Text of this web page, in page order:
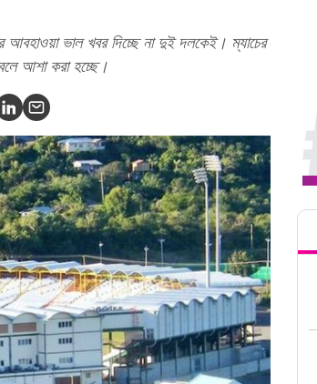
আবহাওয়া ভাল খবর দিচ্ছে না দুই দলকেই। ম্যাচের
বলে আশা করা হচ্ছে।